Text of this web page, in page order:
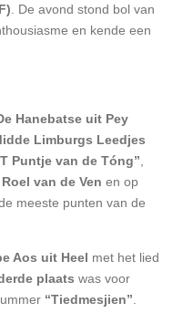
. De avond stond bol van
en kende een
Hanebatse uit Pey
Limburgs Leedjes
Puntje van de Tóng”
van de Ven en op
de meeste punten van de
Aos uit Heel met het lied
plaats was voor
“Tiedmesjien”